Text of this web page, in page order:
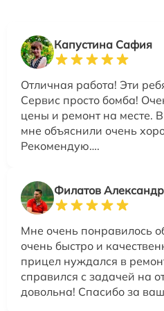
Капустина Сафия
Отличная работа! Эти
Сервис просто бомба!
цены и ремонт на месте.
мне объяснили очень
Рекомендую….
Филатов Александр
Мне очень понравилось
очень быстро и
прицел нуждался в
справился с задачей на
довольна! Спасибо за